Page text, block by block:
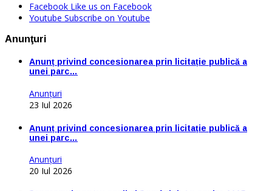
Facebook Like us on Facebook
Youtube Subscribe on Youtube
Anunţuri
Anunț privind concesionarea prin licitație publică a
unei parc…
Anunţuri
23 Iul 2026
Anunț privind concesionarea prin licitație publică a
unei parc…
Anunţuri
20 Iul 2026